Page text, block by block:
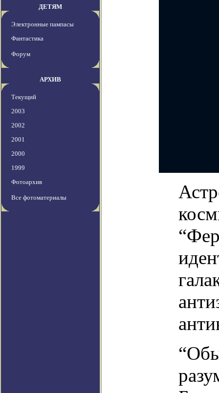
ДЕТЯМ
Электронные пампасы
Фантастика
Форум
АРХИВ
Текущий
2003
2002
2001
2000
1999
Фотоархив
Все фотоматериалы